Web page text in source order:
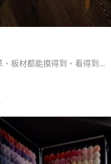
板材都能摸得到、看得到...